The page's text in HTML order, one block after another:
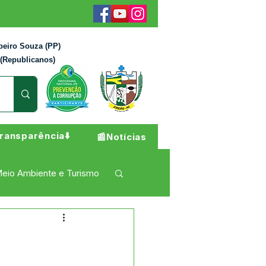
Souza (PP)
📰Notícias
Ambiente e Turismo
Campanhas